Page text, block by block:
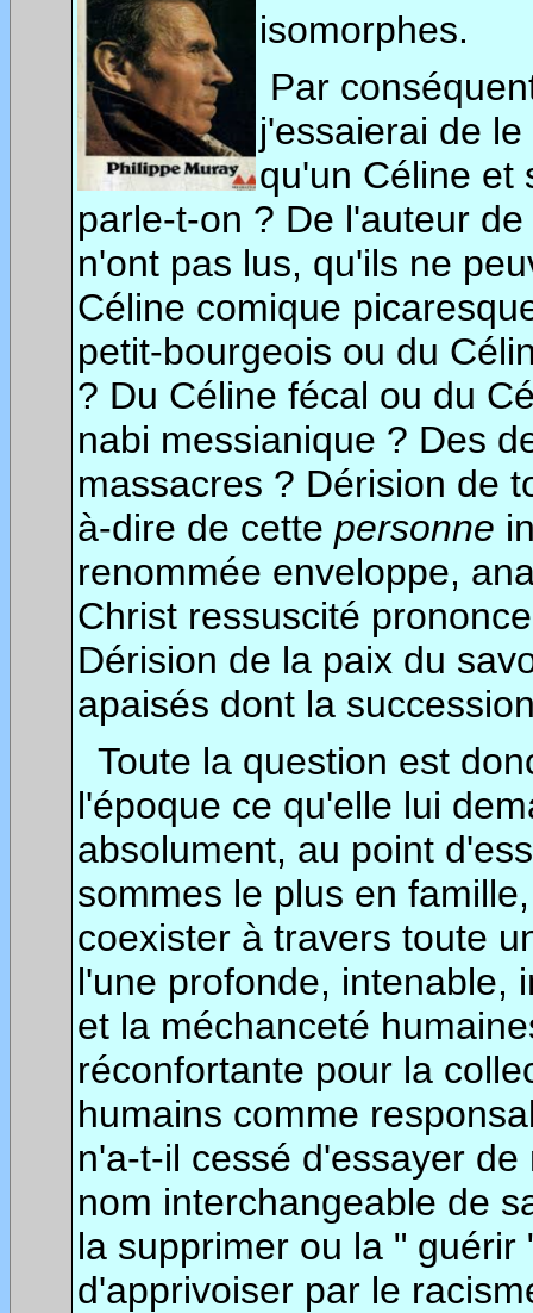
isomorphes.
Par
j'essaierai de
qu'un Céline et
parle-t-on ? De l'auteur de
n'ont pas lus, qu'ils ne
Céline comique
petit-bourgeois ou du
? Du Céline fécal ou du
nabi messianique ? Des
massacres ? Dérision de
à-dire de cette personne
renommée enveloppe,
Christ ressuscité
Dérision de la paix du
apaisés dont la
Toute la question est
l'époque ce qu'elle lui
absolument, au point
sommes le plus en
coexister à travers toute
l'une profonde, intenable,
et la méchanceté
réconfortante pour la
humains comme
n'a-t-il cessé d'essayer
nom interchangeable de
la supprimer ou la "
d'apprivoiser par le